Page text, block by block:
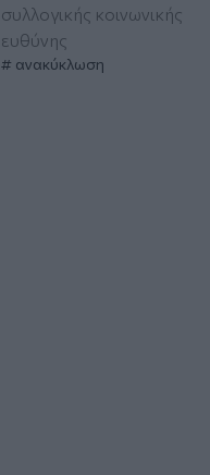
συλλογικής κοινωνικής
ευθύνης
ανακύκλωση